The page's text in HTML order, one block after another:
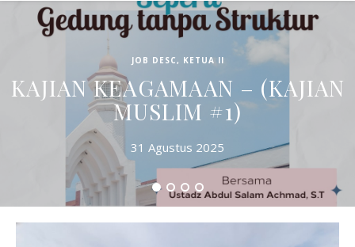
JOB DESC, KETUA II
KAJIAN KEAGAMAAN – (KAJIAN
MUSLIM #1)
31 Agustus 2025